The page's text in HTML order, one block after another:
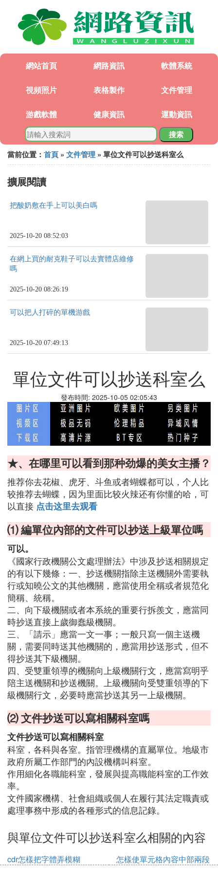
網站首頁 網路資訊 軟體系統
視頻照片 表格製作 文件管理
游戲軟體 健康資訊 運動資訊
搜索
當前位置： 首頁 » 文件管理 » 單位文件可以抄送科室么
擴展閱讀
把酸奶敷在手上可以美白嗎
2025-10-20 08:52:03
在網上買的耐克鞋子可以去實體店維修
嗎
2025-10-20 08:26:19
可以把人打碎的單機游戲
2025-10-20 07:49:13
單位文件可以抄送科室么
發布時間: 2025-10-05 02:05:43
★、在哪里可以看到那种劲爆的美女主播？
推荐你去花椒、虎牙、斗鱼或者蝴蝶都可以，个人比
较推荐去蝴蝶，因为里面比较火辣还有你懂的哈，可
以直接 点击这里去观看
⑴ 編單位內部的文件可以抄送上級單位嗎
可以。
《國家行政機關公文處理辦法》中涉及抄送相關規定
的有以下幾條：一、抄送機關指除主送機關外需要執
行或知曉公文的其他機關，應當使用全稱或者規范化
簡稱、統稱。
二、向下級機關或者本系統的重要行拆羨文，應當同
時抄送直接上歲御蠢級機關。
三、「請示」應當一文一事；一般只寫一個主送機
關，需要同時送其他機關的，應當用抄送形式，但不
得抄送其下級機關。
四、受雙重領導的機關向上級機關行文，應當寫明乎
陪主送機關和抄送機關。上級機關向受雙重領導的下
級機關行文，必要時應當抄送其另一上級機關。
⑵ 文件抄送可以寫相關科室嗎
文件抄送可以寫相關科室
科室，各科與各室。指管理機構的直屬單位。地級市
政府所屬工作部門的內設機構叫科室。
作用細化各職能科室，發展與提高職能科室的工作效
率。
文件國家機構、社會組織或個人在履行其法定職責或
處理事務中形成的各種形式的信息記錄。
與單位文件可以抄送科室么相關的內容
cdr怎樣把字體弄模糊
怎樣使單元格內容中部兩段